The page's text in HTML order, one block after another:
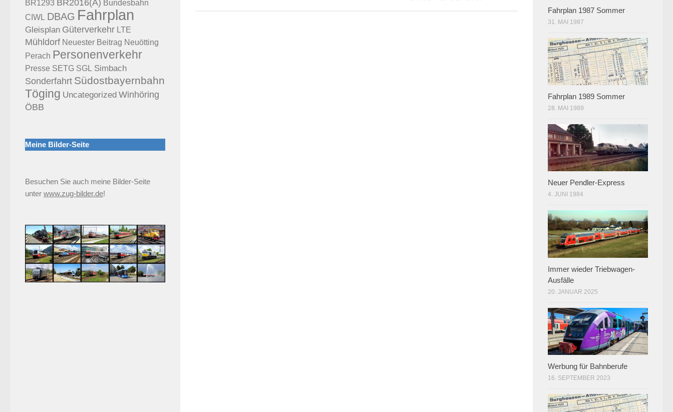
BR1293 BR2016(A) Bundesbahn
CIWL DBAG Fahrplan
Gleisplan Güterverkehr LTE
Mühldorf Neuester Beitrag Neuötting
Perach Personenverkehr
Presse SETG SGL Simbach
Sonderfahrt Südostbayernbahn
Töging Uncategorized Winhöring
ÖBB
Meine Bilder-Seite
Besuchen Sie auch meine Bilder-Seite
unter www.zug-bilder.de!
Fahrplan 1987 Sommer
31. MAI 1987
Fahrplan 1989 Sommer
28. MAI 1989
Neuer Pendler-Express
4. JUNI 1984
Immer wieder Triebwagen-
Ausfälle
20. JANUAR 2025
Werbung für Bahnberufe
16. SEPTEMBER 2023